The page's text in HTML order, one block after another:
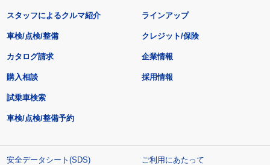
スタッフによるクルマ紹介 ラインアップ
車検/点検/整備 クレジット/保険
カタログ請求
購入相談
試乗車検索
車検/点検/整備予約
企業情報
採用情報
安全データシート(SDS)
ご利用にあたって